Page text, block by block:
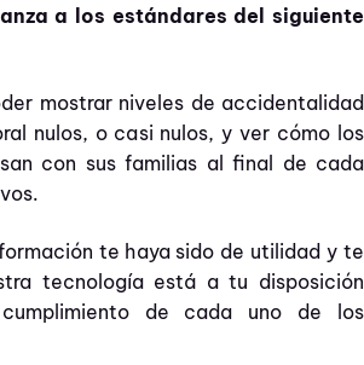
a los estándares del siguiente
mostrar niveles de accidentalidad
nulos, o casi nulos, y ver cómo los
con sus familias al final de cada
te haya sido de utilidad y te
tecnología está a tu disposición
de cada uno de los